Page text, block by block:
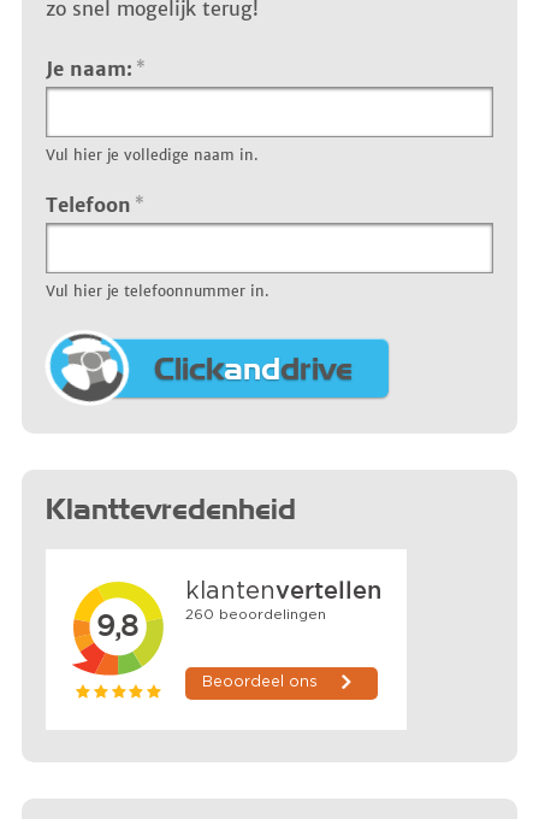
Vacature
Contact
zo snel mogelijk terug!
Je naam: *
Vul hier je volledige naam in.
Telefoon *
Vul hier je telefoonnummer in.
Clickanddrive
Klanttevredenheid